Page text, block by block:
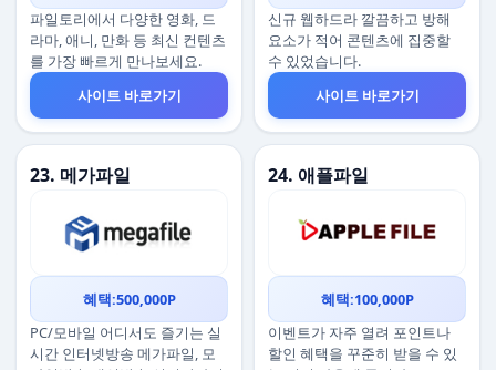
파일토리에서 다양한 영화, 드
라마, 애니, 만화 등 최신 컨텐츠
를 가장 빠르게 만나보세요.
사이트 바로가기
신규 웹하드라 깔끔하고 방해
요소가 적어 콘텐츠에 집중할
수 있었습니다.
사이트 바로가기
23. 메가파일
혜택:500,000P
PC/모바일 어디서도 즐기는 실
시간 인터넷방송 메가파일, 모
24. 애플파일
혜택:100,000P
이벤트가 자주 열려 포인트나
할인 혜택을 꾸준히 받을 수 있